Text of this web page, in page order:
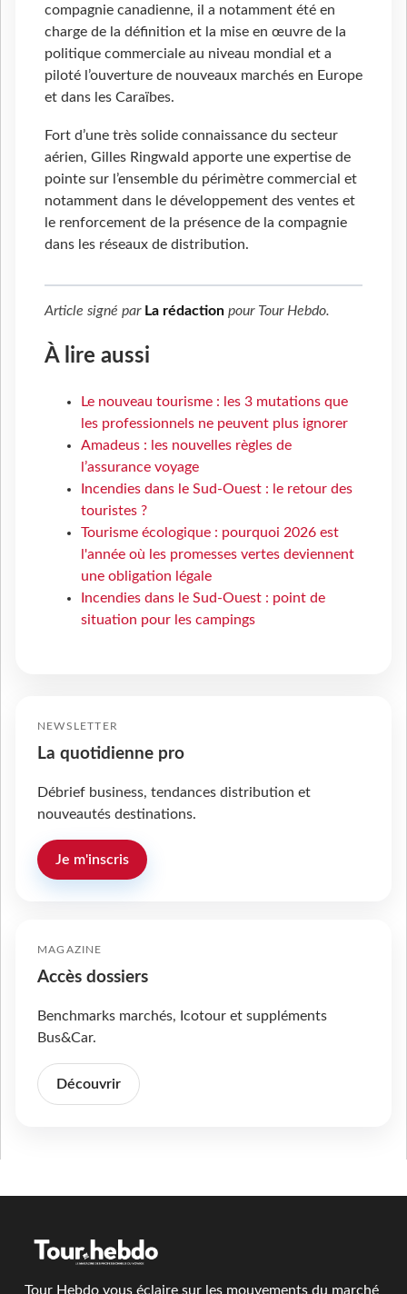
compagnie canadienne, il a notamment été en
charge de la définition et la mise en œuvre de la
politique commerciale au niveau mondial et a
piloté l’ouverture de nouveaux marchés en Europe
et dans les Caraïbes.
Fort d’une très solide connaissance du secteur
aérien, Gilles Ringwald apporte une expertise de
pointe sur l’ensemble du périmètre commercial et
notamment dans le développement des ventes et
le renforcement de la présence de la compagnie
dans les réseaux de distribution.
Article signé par La rédaction pour Tour Hebdo.
À lire aussi
Le nouveau tourisme : les 3 mutations que
les professionnels ne peuvent plus ignorer
Amadeus : les nouvelles règles de
l’assurance voyage
Incendies dans le Sud-Ouest : le retour des
touristes ?
Tourisme écologique : pourquoi 2026 est
l'année où les promesses vertes deviennent
une obligation légale
Incendies dans le Sud-Ouest : point de
situation pour les campings
NEWSLETTER
La quotidienne pro
Débrief business, tendances distribution et
nouveautés destinations.
Je m'inscris
MAGAZINE
Accès dossiers
Benchmarks marchés, Icotour et suppléments
Bus&Car.
Découvrir
Tour Hebdo vous éclaire sur les mouvements du marché